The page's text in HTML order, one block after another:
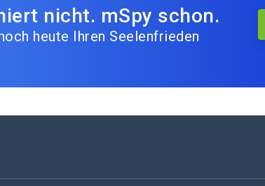
nicht. mSpy schon.
heute Ihren Seelenfrieden